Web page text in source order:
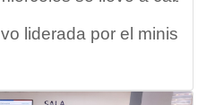
liderada por el ministro
contemplan la pintura